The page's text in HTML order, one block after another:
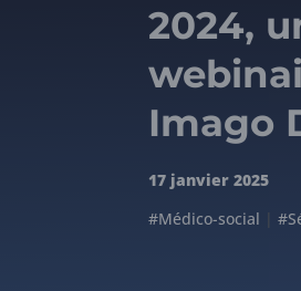
2024,
Imago
17 janvier 2025
#Médico-social |